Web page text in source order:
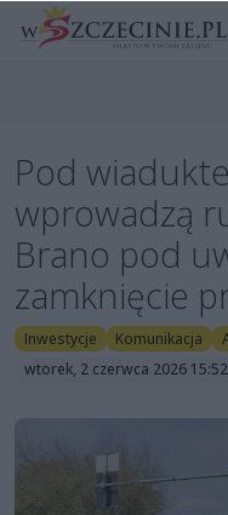
Pod
wprowadzą
Brano pod
zamknięcie
Inwestycje Komunikacja
wtorek, 2 czerwca 2026 15:52